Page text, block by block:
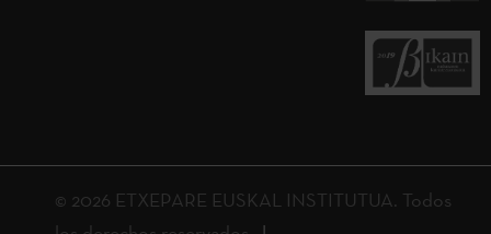
© 2026 ETXEPARE EUSKAL INSTITUTUA. Todos